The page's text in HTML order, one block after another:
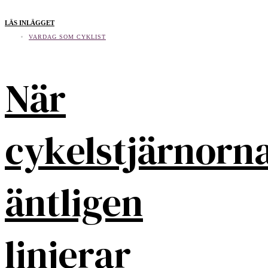
LÄS INLÄGGET
VARDAG SOM CYKLIST
När
äntligen
linjerar